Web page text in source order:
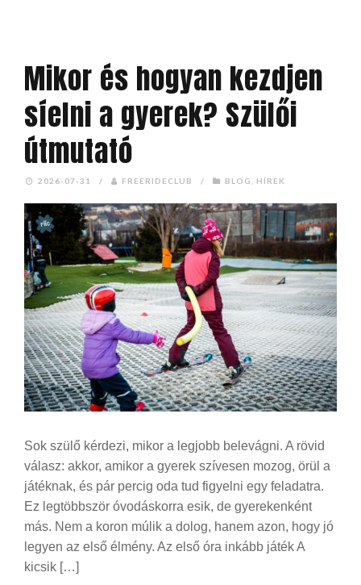
Mikor és hogyan kezdjen
síelni a gyerek? Szülői
útmutató
2026-07-31 / FREERIDECLUB / BLOG HÍREK
Sok szülő kérdezi, mikor a legjobb belevágni. A rövid
válasz: akkor, amikor a gyerek szívesen mozog, örül a
játéknak, és pár percig oda tud figyelni egy feladatra.
Ez legtöbbször óvodáskorra esik, de gyerekenként
más. Nem a koron múlik a dolog, hanem azon, hogy jó
legyen az első élmény. Az első óra inkább játék A
kicsik […]